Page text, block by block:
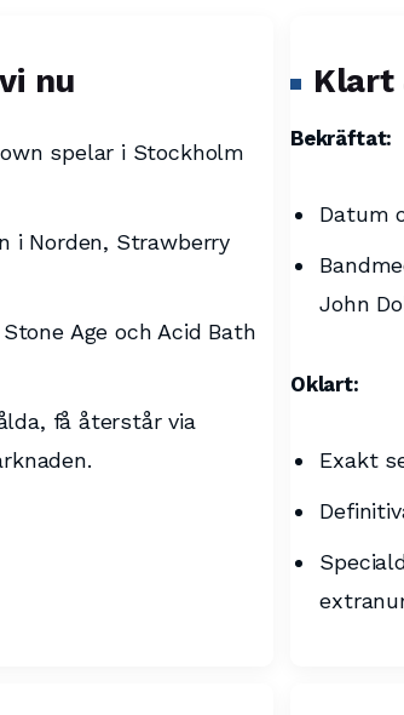
nu
spelar i Stockholm
i Norden, Strawberry
Age och Acid Bath
få återstår via
Klart
Bekräftat:
Datum
John
Oklart:
Exakt